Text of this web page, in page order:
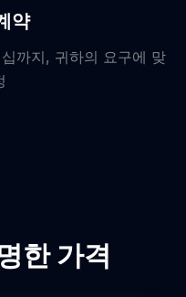
약
까지, 귀하의 요구에 맞
한 가격